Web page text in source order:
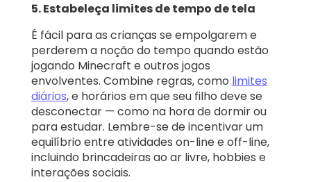
5. Estabeleça limites de tempo de tela
É fácil para as crianças se empolgarem e
perderem a noção do tempo quando estão
jogando Minecraft e outros jogos
envolventes. Combine regras, como limites
diários, e horários em que seu filho deve se
desconectar — como na hora de dormir ou
para estudar. Lembre-se de incentivar um
equilíbrio entre atividades on-line e off-line,
incluindo brincadeiras ao ar livre, hobbies e
interações sociais.